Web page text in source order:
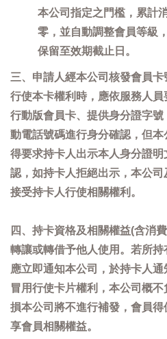
本公司指定之門檻，累計
零，並自動調整會員等級
保留至效期截止日。
三、申請人經本公司核發會員
行使本卡權利時，應依服務人
行動版會員卡、提供身分證字
動電話號碼進行身分確認，但
得要求持卡人出示本人身分證
認，如持卡人拒絕出示，本公
接受持卡人行使相關權利。
四、持卡資格及相關權益(含消
轉讓或轉借予他人使用。若所持
應立即通知本公司，於持卡人
冒用行使卡片權利，本公司概
損本公司將不進行補發，會員
享會員相關權益。